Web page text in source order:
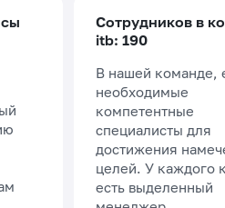
Сотрудников в
itb: 190
В нашей команде,
необходимые
компетентные
специалисты для
достижения
целей. У каждого
есть выделенный